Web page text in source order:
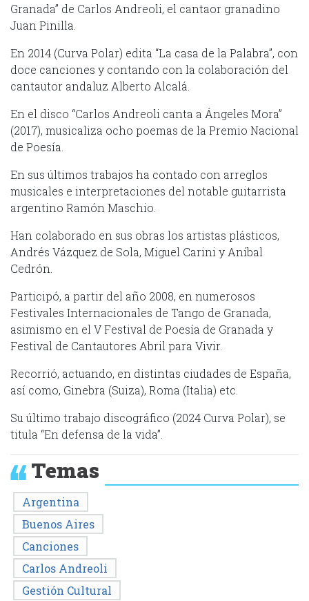
Granada” de Carlos Andreoli, el cantaor granadino
Juan Pinilla.
En 2014 (Curva Polar) edita “La casa de la Palabra”, con
doce canciones y contando con la colaboración del
cantautor andaluz Alberto Alcalá.
En el disco “Carlos Andreoli canta a Ángeles Mora”
(2017), musicaliza ocho poemas de la Premio Nacional
de Poesía.
En sus últimos trabajos ha contado con arreglos
musicales e interpretaciones del notable guitarrista
argentino Ramón Maschio.
Han colaborado en sus obras los artistas plásticos,
Andrés Vázquez de Sola, Miguel Carini y Aníbal
Cedrón.
Participó, a partir del año 2008, en numerosos
Festivales Internacionales de Tango de Granada,
asimismo en el V Festival de Poesía de Granada y
Festival de Cantautores Abril para Vivir.
Recorrió, actuando, en distintas ciudades de España,
así como, Ginebra (Suiza), Roma (Italia) etc.
Su último trabajo discográfico (2024 Curva Polar), se
titula “En defensa de la vida”.
Temas
Argentina
Buenos Aires
Canciones
Carlos Andreoli
Gestión Cultural